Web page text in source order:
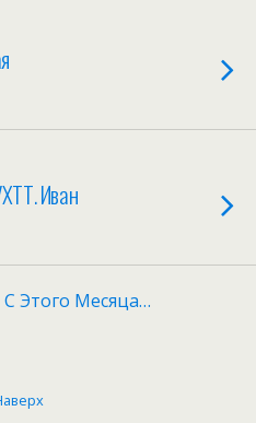
Иван
Этого Месяца…